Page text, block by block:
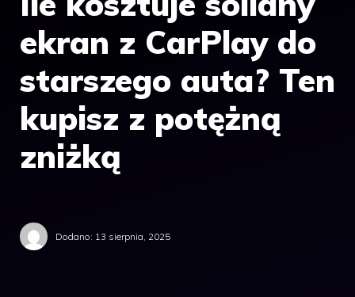
ekran z CarPlay do
starszego auta? Ten
kupisz z potężną
zniżką
Dodano: 13 sierpnia, 2025